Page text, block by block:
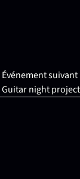
Événement suivant
Guitar night project